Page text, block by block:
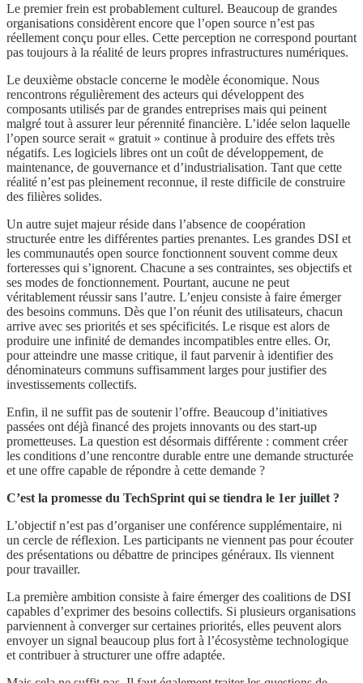
Le premier frein est probablement culturel. Beaucoup de grandes
organisations considèrent encore que l’open source n’est pas
réellement conçu pour elles. Cette perception ne correspond pourtant
pas toujours à la réalité de leurs propres infrastructures numériques.
Le deuxième obstacle concerne le modèle économique. Nous
rencontrons régulièrement des acteurs qui développent des
composants utilisés par de grandes entreprises mais qui peinent
malgré tout à assurer leur pérennité financière. L’idée selon laquelle
l’open source serait « gratuit » continue à produire des effets très
négatifs. Les logiciels libres ont un coût de développement, de
maintenance, de gouvernance et d’industrialisation. Tant que cette
réalité n’est pas pleinement reconnue, il reste difficile de construire
des filières solides.
Un autre sujet majeur réside dans l’absence de coopération
structurée entre les différentes parties prenantes. Les grandes DSI et
les communautés open source fonctionnent souvent comme deux
forteresses qui s’ignorent. Chacune a ses contraintes, ses objectifs et
ses modes de fonctionnement. Pourtant, aucune ne peut
véritablement réussir sans l’autre. L’enjeu consiste à faire émerger
des besoins communs. Dès que l’on réunit des utilisateurs, chacun
arrive avec ses priorités et ses spécificités. Le risque est alors de
produire une infinité de demandes incompatibles entre elles. Or,
pour atteindre une masse critique, il faut parvenir à identifier des
dénominateurs communs suffisamment larges pour justifier des
investissements collectifs.
Enfin, il ne suffit pas de soutenir l’offre. Beaucoup d’initiatives
passées ont déjà financé des projets innovants ou des start-up
prometteuses. La question est désormais différente : comment créer
les conditions d’une rencontre durable entre une demande structurée
et une offre capable de répondre à cette demande ?
C’est la promesse du TechSprint qui se tiendra le 1er juillet ?
L’objectif n’est pas d’organiser une conférence supplémentaire, ni
un cercle de réflexion. Les participants ne viennent pas pour écouter
des présentations ou débattre de principes généraux. Ils viennent
pour travailler.
La première ambition consiste à faire émerger des coalitions de DSI
capables d’exprimer des besoins collectifs. Si plusieurs organisations
parviennent à converger sur certaines priorités, elles peuvent alors
envoyer un signal beaucoup plus fort à l’écosystème technologique
et contribuer à structurer une offre adaptée.